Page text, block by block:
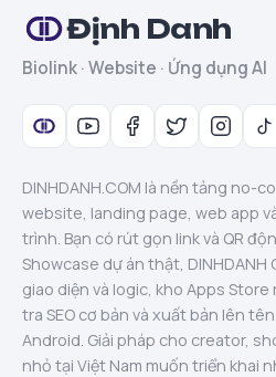
Định Danh
Biolink · Website · Ứng dụng AI
DINHDANH.COM là nền tảng no-
website, landing page, web app
trình. Bạn có rút gọn link và QR
Showcase dự án thật,
giao diện và logic, kho Apps
tra SEO cơ bản và xuất bản lên
Android. Giải pháp cho creator,
nhỏ tại Việt Nam muốn triển khai